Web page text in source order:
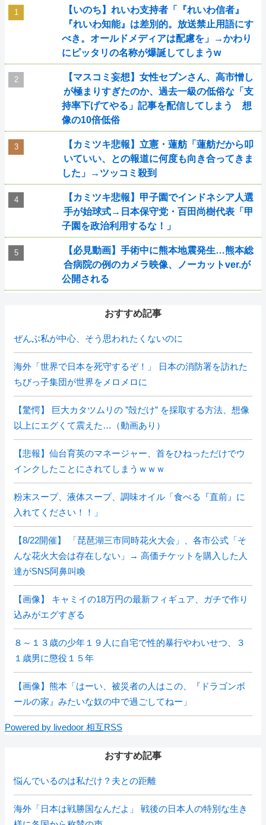
【いのち】れいわ支持者「『れいわ信者』
『れいわ知能』は差別的。放送禁止用語にす
べき。オールドメディアは配慮を」→かわり
にピッタリの名称が爆誕してしまうw
【マスコミ妄想】女性セブンさん、高市憎し
が極まりすぎたのか、過去一級の低俗な「支
持率下げてやる」記事を配信してしまう 想
像の10倍低俗
【カミツキ悲報】立憲・蓮舫「蓮舫だから叩
いていい、との報道に何度も向き合ってきま
した」→ツッコミ殺到
【カミツキ悲報】甲子園でインドネシア人選
手が始球式→日本保守党・百田尚樹代表「甲
子園を政治利用するな！」
【必見動画】手術中に熊本地震発生…熊本総
合病院の例のカメラ映像、ノーカットver.が
公開される
おすすめ記事
ぜんぶ私が中心、そう思われたくないのに
海外「世界で日本を死守するぞ！」 日本の消防署を訪れた
ちびっ子集団が世界をメロメロに
【驚愕】 巨大カタツムリの ”殻だけ” を採取する方法、想像
以上にエグくて震えた…（動画あり）
【悲報】仙台育英のマネージャー、首をひねっただけでウ
インクしたことにされてしまうｗｗｗ
粉末スープ、液体スープ、調味オイル「食べる『直前』に
入れてください！！」
【8/22開催】 「琵琶湖三市同時花火大会」、各市公式「そ
んな花火大会は存在しない」→ 高価チケットを購入した人
達がSNS阿鼻叫喚
【画像】 キャミイの18万円の最新フィギュア、ガチで作り
込みがエグすぎる
８～１３歳の少年１９人に自宅で性的暴行やわいせつ、３
１歳男に懲役１５年
【画像】熊本「はーい、被災者の人はこの、『ドラゴンボ
ールの家』みたいな奴の中で過ごしてねー」
Powered by livedoor 相互RSS
おすすめ記事
悩んでいるのは私だけ？夫との距離
海外「日本は戦勝国なんだよ」 戦後の日本人の特別な生き